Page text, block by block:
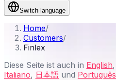
Switch language
Home/
Customers/
Finlex
Diese Seite ist auch in English,
Italiano, 日本語 und Português